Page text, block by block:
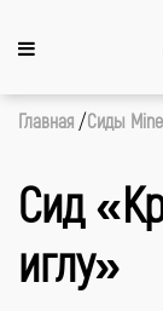
Главная Сиды
Сид
иглу»